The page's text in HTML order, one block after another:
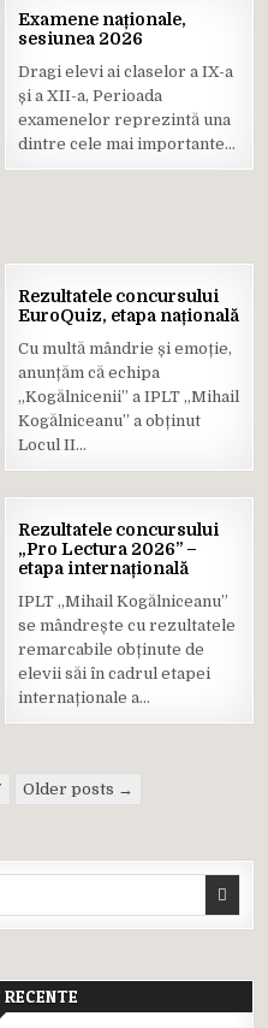
Posted
in
Examene naționale,
sesiunea 2026
Dragi elevi ai claselor a IX-a
și a XII-a, Perioada
examenelor reprezintă una
dintre cele mai importante…
08
MAI
2026
Posted
in
Rezultatele concursului
EuroQuiz, etapa națională
Cu multă mândrie și emoție,
anunțăm că echipa
„Kogălnicenii” a IPLT „Mihail
Kogălniceanu” a obținut
Locul II…
30
APR.
in
Rezultatele concursului
„Pro Lectura 2026” –
etapa internațională
IPLT „Mihail Kogălniceanu”
se mândrește cu rezultatele
remarcabile obținute de
elevii săi în cadrul etapei
internaționale a…
Older posts →